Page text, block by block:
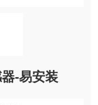
-易安装